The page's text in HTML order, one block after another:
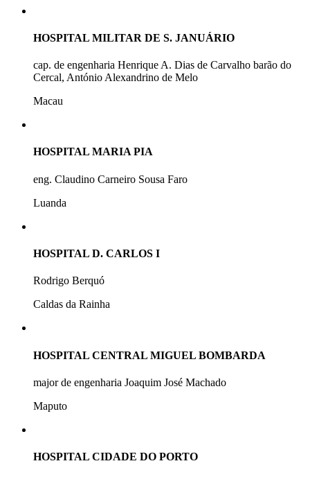
HOSPITAL MILITAR DE S. JANUÁRIO
cap. de engenharia Henrique A. Dias de Carvalho barão do
Cercal, António Alexandrino de Melo
Macau
HOSPITAL MARIA PIA
eng. Claudino Carneiro Sousa Faro
Luanda
HOSPITAL D. CARLOS I
Rodrigo Berquó
Caldas da Rainha
HOSPITAL CENTRAL MIGUEL BOMBARDA
major de engenharia Joaquim José Machado
Maputo
HOSPITAL CIDADE DO PORTO